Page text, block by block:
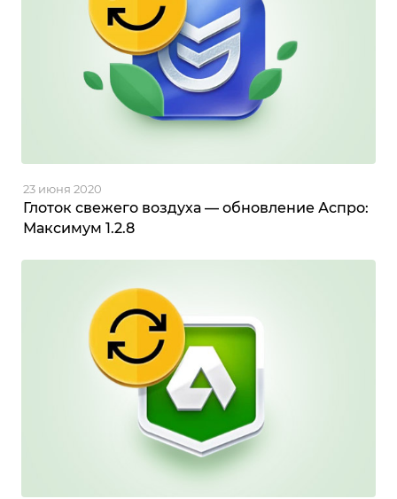
Глоток свежего воздуха — обновление Аспро:
Максимум 1.2.8
23 июня 2020